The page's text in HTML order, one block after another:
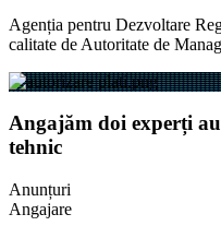
Agenția pentru Dezvoltare
calitate de Autoritate de
Angajăm doi experți
tehnic
Anunțuri
Angajare